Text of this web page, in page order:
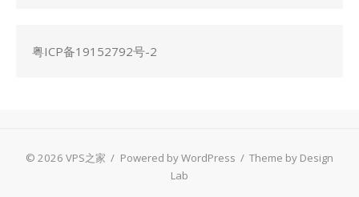
粤ICP备19152792号-2
© 2026 VPS之家 / Powered by WordPress / Theme by Design
Lab